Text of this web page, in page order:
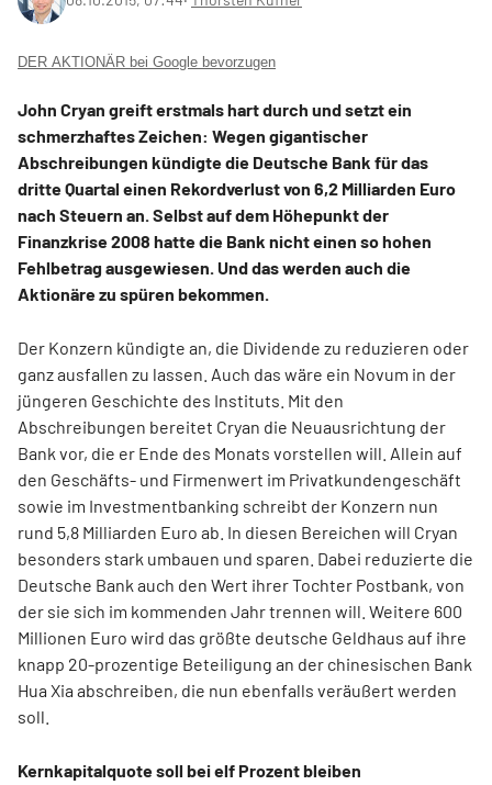
DER AKTIONÄR bei Google bevorzugen
John Cryan greift erstmals hart durch und setzt ein
schmerzhaftes Zeichen: Wegen gigantischer
Abschreibungen kündigte die Deutsche Bank für das
dritte Quartal einen Rekordverlust von 6,2 Milliarden Euro
nach Steuern an. Selbst auf dem Höhepunkt der
Finanzkrise 2008 hatte die Bank nicht einen so hohen
Fehlbetrag ausgewiesen. Und das werden auch die
Aktionäre zu spüren bekommen.
Der Konzern kündigte an, die Dividende zu reduzieren oder
ganz ausfallen zu lassen. Auch das wäre ein Novum in der
jüngeren Geschichte des Instituts. Mit den
Abschreibungen bereitet Cryan die Neuausrichtung der
Bank vor, die er Ende des Monats vorstellen will. Allein auf
den Geschäfts- und Firmenwert im Privatkundengeschäft
sowie im Investmentbanking schreibt der Konzern nun
rund 5,8 Milliarden Euro ab. In diesen Bereichen will Cryan
besonders stark umbauen und sparen. Dabei reduzierte die
Deutsche Bank auch den Wert ihrer Tochter Postbank, von
der sie sich im kommenden Jahr trennen will. Weitere 600
Millionen Euro wird das größte deutsche Geldhaus auf ihre
knapp 20-prozentige Beteiligung an der chinesischen Bank
Hua Xia abschreiben, die nun ebenfalls veräußert werden
soll.
Kernkapitalquote soll bei elf Prozent bleiben